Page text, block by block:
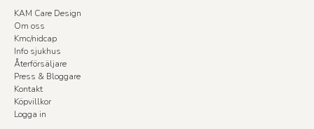
KAM Care Design
Om oss
Kmc/nidcap
Info sjukhus
Återförsäljare
Press & Bloggare
Kontakt
Köpvillkor
Logga in